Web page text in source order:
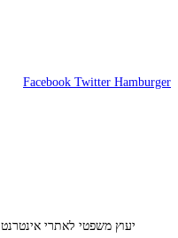
Facebook Twitter Hamburger
יעוץ משפטי לאתרי אינטרנט